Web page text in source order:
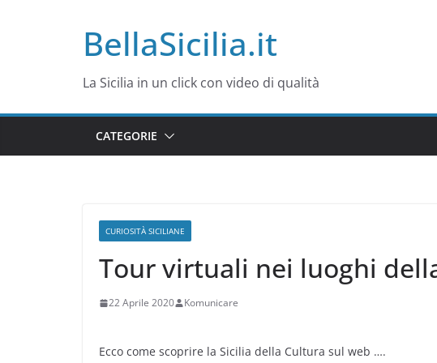
BellaSicilia.it
La Sicilia in un click con video di qualità
CATEGORIE
CURIOSITÀ SICILIANE
Tour virtuali nei luoghi
22 Aprile 2020 Komunicare
Ecco come scoprire la Sicilia della Cultura sul web ….